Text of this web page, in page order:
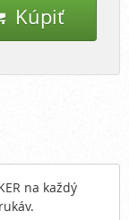
Kúpiť
na každý